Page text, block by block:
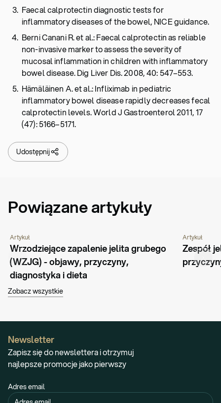
Faecal calprotectin diagnostic tests for
inflammatory diseases of the bowel, NICE guidance.
Berni Canani R. et al.: Faecal calprotectin as reliable
non-invasive marker to assess the severity of
mucosal inflammation in children with inflammatory
bowel disease. Dig Liver Dis. 2008, 40: 547–553.
Hämäläinen A. et al.: Infliximab in pediatric
inflammatory bowel disease rapidly decreases fecal
calprotectin levels. World J Gastroenterol 2011, 17
(47): 5166–5171.
Udostępnij
Powiązane artykuły
CHOROBY I SCHORZENIA PORADNIK
Artykuł
Wrzodziejące zapalenie jelita grubego
(WZJG) - objawy, przyczyny,
diagnostyka i dieta
CHOROBY I
Artykuł
Zespół
Zobacz wszystkie
Newsletter
Zapisz się do newslettera i otrzymuj
najlepsze promocje jako pierwszy
Adres email